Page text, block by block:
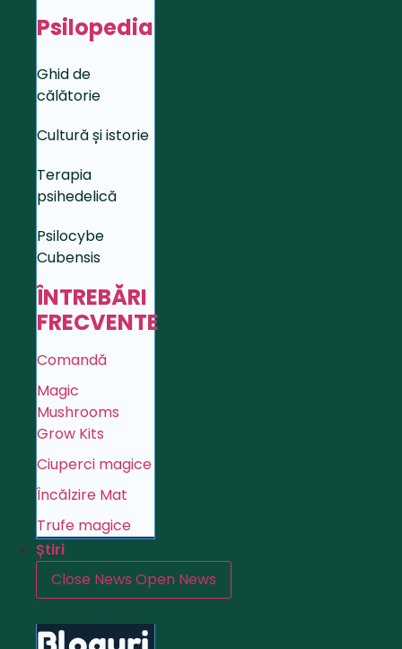
Psilopedia
Ghid de
călătorie
Cultură și istorie
Terapia
psihedelică
Psilocybe
Cubensis
ÎNTREBĂRI
FRECVENTE
Comandă
Magic
Mushrooms
Grow Kits
Ciuperci magice
Încălzire Mat
Trufe magice
Știri
Close News Open News